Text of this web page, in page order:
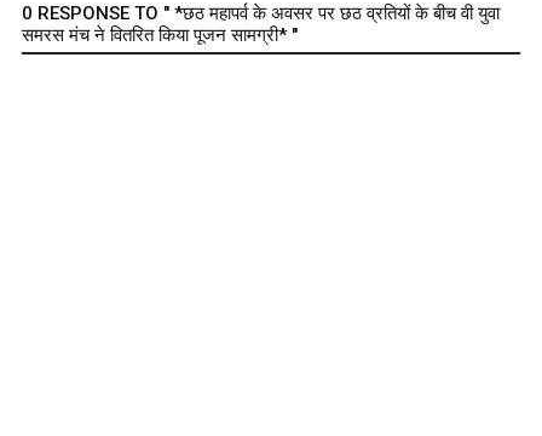
0 RESPONSE TO " *छठ महापर्व के अवसर पर छठ व्रतियों के बीच वी युवा
समरस मंच ने वितरित किया पूजन सामग्री* "